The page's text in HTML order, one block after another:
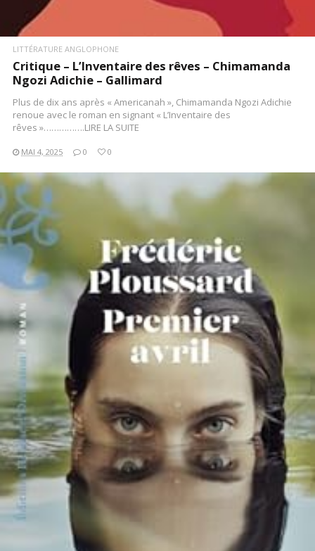
LITTÉRATURE ANGLOPHONE
Critique – L’Inventaire des rêves – Chimamanda
Ngozi Adichie – Gallimard
Plus de dix ans après « Americanah », Chimamanda Ngozi Adichie
renoue avec le roman en signant « L’Inventaire des
rêves »…………….LIRE LA SUITE
MAI 4, 2025 0 0
LIRE LA SUITE